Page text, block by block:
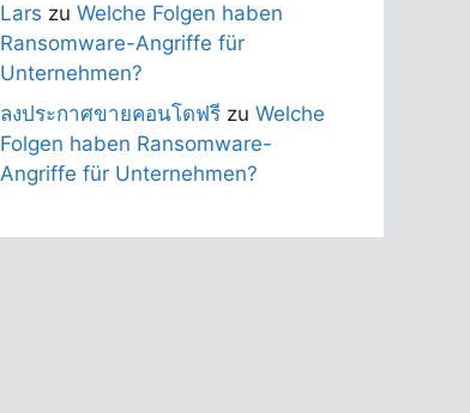
Lars zu Welche Folgen haben
Ransomware-Angriffe für
Unternehmen?
ลงประกาศขายคอนโดฟรี zu Welche
Folgen haben Ransomware-
Angriffe für Unternehmen?